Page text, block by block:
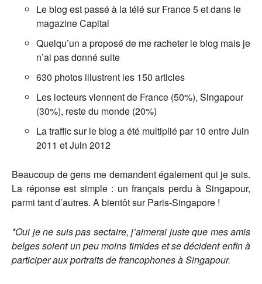
Le blog est passé à la télé sur France 5 et dans le
magazine Capital
Quelqu’un a proposé de me racheter le blog mais je
n’ai pas donné suite
630 photos illustrent les 150 articles
Les lecteurs viennent de France (50%), Singapour
(30%), reste du monde (20%)
La traffic sur le blog a été multiplié par 10 entre Juin
2011 et Juin 2012
Beaucoup de gens me demandent également qui je suis.
La réponse est simple : un français perdu à Singapour,
parmi tant d’autres. A bientôt sur Paris-Singapore !
*Oui je ne suis pas sectaire, j’aimerai juste que mes amis
belges soient un peu moins timides et se décident enfin à
participer aux portraits de francophones à Singapour.